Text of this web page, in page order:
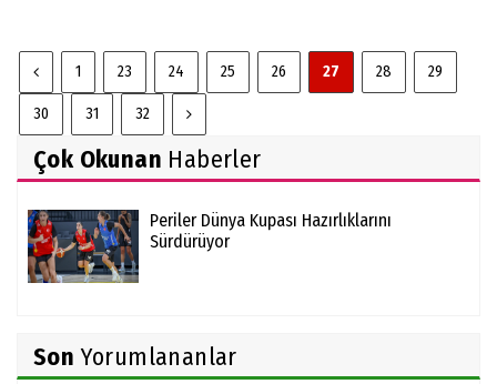
1 23 24 25 26 27 28 29
30 31 32
Çok Okunan Haberler
Periler Dünya Kupası Hazırlıklarını
Sürdürüyor
Son Yorumlananlar